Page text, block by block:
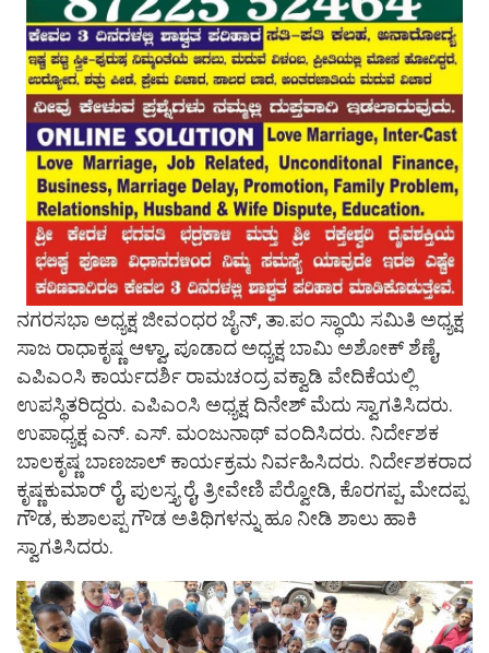
ನಗರಸಭಾ ಅಧ್ಯಕ್ಷ ಜೀವಂಧರ ಜೈನ್, ತಾ.ಪಂ ಸ್ಥಾಯಿ ಸಮಿತಿ ಅಧ್ಯಕ್ಷ
ಸಾಜ ರಾಧಾಕೃಷ್ಣ ಆಳ್ವಾ, ಪೂಡಾದ ಅಧ್ಯಕ್ಷ ಬಾಮಿ ಅಶೋಕ್ ಶೆಣೈ,
ಎಪಿಎಂಸಿ ಕಾರ್ಯದರ್ಶಿ ರಾಮಚಂದ್ರ ವಕ್ವಾಡಿ ವೇದಿಕೆಯಲ್ಲಿ
ಉಪಸ್ಥಿತರಿದ್ದರು. ಎಪಿಎಂಸಿ ಅಧ್ಯಕ್ಷ ದಿನೇಶ್ ಮೆದು ಸ್ವಾಗತಿಸಿದರು.
ಉಪಾಧ್ಯಕ್ಷ ಎನ್. ಎಸ್. ಮಂಜುನಾಥ್ ವಂದಿಸಿದರು. ನಿರ್ದೇಶಕ
ಬಾಲಕೃಷ್ಣ ಬಾಣಜಾಲ್ ಕಾರ್ಯಕ್ರಮ ನಿರ್ವಹಿಸಿದರು. ನಿರ್ದೇಶಕರಾದ
ಕೃಷ್ಣಕುಮಾರ್ ರೈ, ಪುಲಸ್ತ್ಯ ರೈ, ತ್ರೀವೇಣಿ ಪೆರ್‍ವೋಡಿ, ಕೊರಗಪ್ಪ, ಮೇದಪ್ಪ
ಗೌಡ, ಕುಶಾಲಪ್ಪ ಗೌಡ ಅತಿಥಿಗಳನ್ನು ಹೂ ನೀಡಿ ಶಾಲು ಹಾಕಿ
ಸ್ವಾಗತಿಸಿದರು.